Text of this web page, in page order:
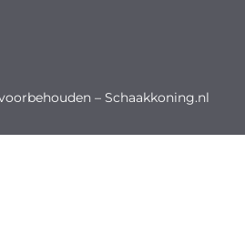
– Schaakkoning.nl